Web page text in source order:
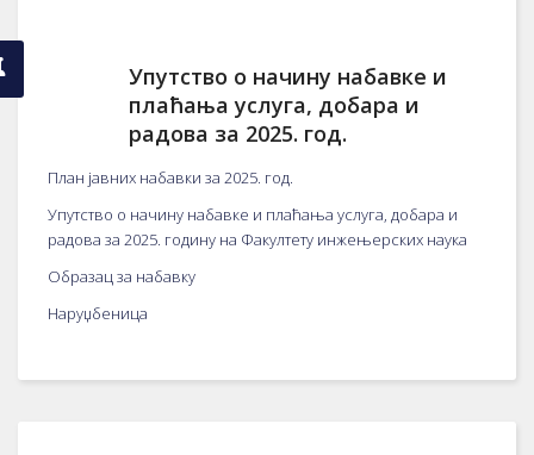
Упутство о начину набавке и
плаћања услуга, добара и
радова за 2025. год.
План јавних набавки за 2025. год.
Упутство о начину набавке и плаћања услуга, добара и
радова за 2025. годину на Факултету инжењерских наука
Образац за набавку
Наруџбеница